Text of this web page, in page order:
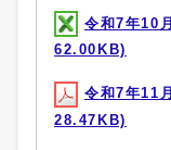
令和7年10
62.00KB)
令和7年11
28.47KB)